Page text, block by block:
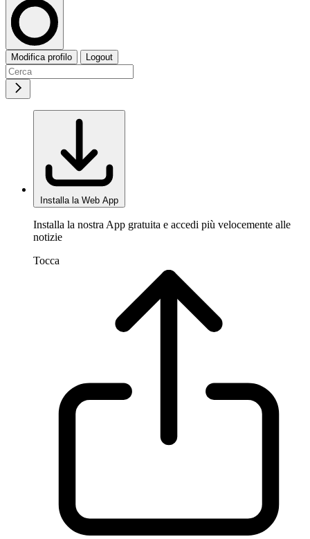
Modifica profilo Logout
Installa la Web App
Installa la nostra App gratuita e accedi più velocemente alle
notizie
Tocca